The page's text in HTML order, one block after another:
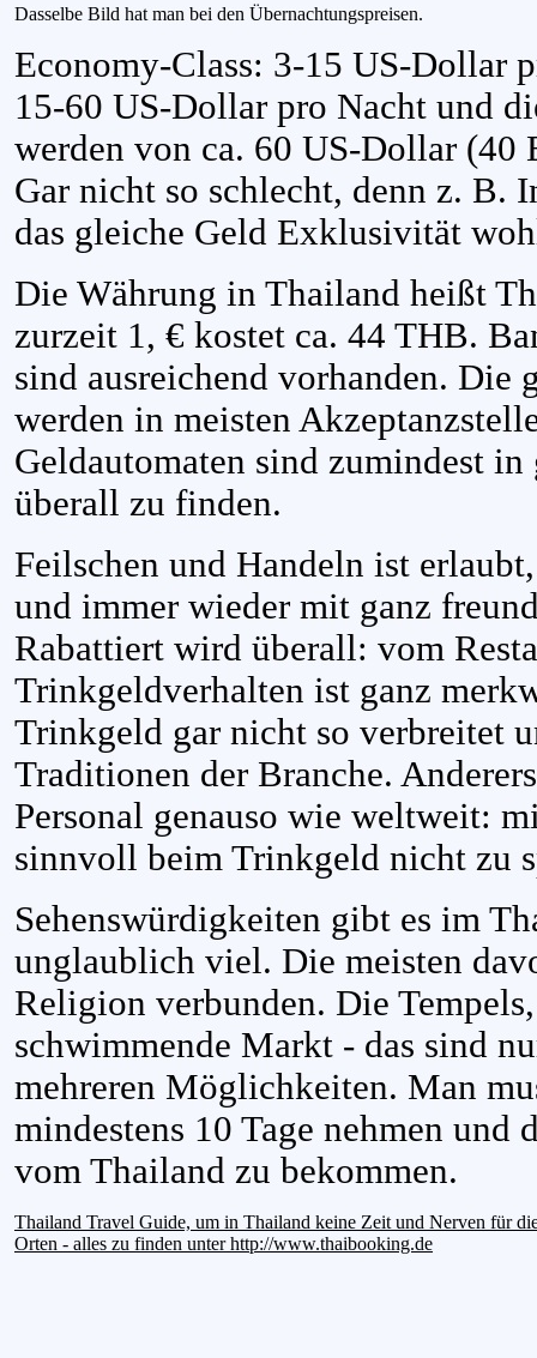
Dasselbe Bild hat man bei den Übernachtungspreisen.
Economy-Class: 3-15 US-Dollar
15-60 US-Dollar pro Nacht und
werden von ca. 60 US-Dollar (40
Gar nicht so schlecht, denn z. B.
das gleiche Geld Exklusivität
Die Währung in Thailand heißt
zurzeit 1, € kostet ca. 44 THB.
sind ausreichend vorhanden. Die
werden in meisten
Geldautomaten sind zumindest in
überall zu finden.
Feilschen und Handeln ist
und immer wieder mit ganz
Rabattiert wird überall: vom
Trinkgeldverhalten ist ganz
Trinkgeld gar nicht so verbreitet
Traditionen der Branche.
Personal genauso wie weltweit:
sinnvoll beim Trinkgeld nicht zu
Sehenswürdigkeiten gibt es im
unglaublich viel. Die meisten
Religion verbunden. Die
schwimmende Markt - das sind
mehreren Möglichkeiten. Man
mindestens 10 Tage nehmen und
vom Thailand zu bekommen.
Thailand Travel Guide, um in Thailand keine Zeit und Nerven für
Orten - alles zu finden unter http://www.thaibooking.de